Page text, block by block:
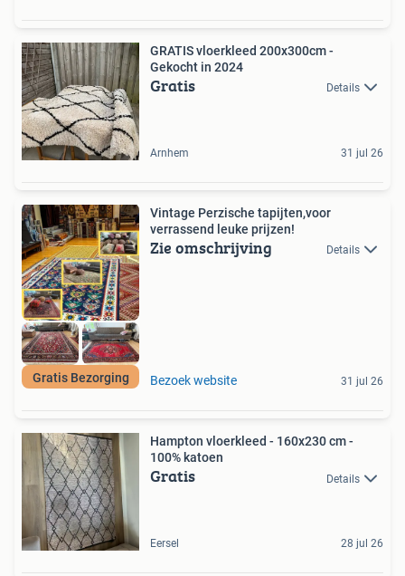
GRATIS vloerkleed 200x300cm -
Gekocht in 2024
Gratis Details
Arnhem 31 jul 26
Gratis Bezorging
Vintage Perzische tapijten,voor
verrassend leuke prijzen!
Zie omschrijving Details
Bezoek website 31 jul 26
Hampton vloerkleed - 160x230 cm -
100% katoen
Gratis Details
Eersel 28 jul 26